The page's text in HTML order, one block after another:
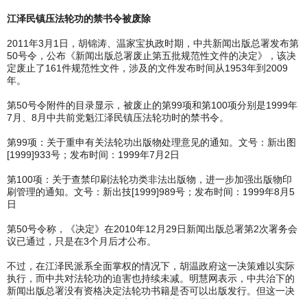
江泽民镇压法轮功的禁书令被废除
2011年3月1日，胡锦涛、温家宝执政时期，中共新闻出版总署发布第
50号令，公布《新闻出版总署废止第五批规范性文件的决定》，该决
定废止了161件规范性文件，涉及的文件发布时间从1953年到2009
年。
第50号令附件的目录显示，被废止的第99项和第100项分别是1999年
7月、8月中共前党魁江泽民镇压法轮功时的禁书令。
第99项：关于重申有关法轮功出版物处理意见的通知。文号：新出图
[1999]933号；发布时间：1999年7月2日
第100项：关于查禁印刷法轮功类非法出版物，进一步加强出版物印
刷管理的通知。文号：新出技[1999]989号；发布时间：1999年8月5
日
第50号令称，《决定》在2010年12月29日新闻出版总署第2次署务会
议已通过，只是在3个月后才公布。
不过，在江泽民派系全面掌权的情况下，胡温政府这一决策难以实际
执行，而中共对法轮功的迫害也持续未减。明慧网表示，中共治下的
新闻出版总署没有资格决定法轮功书籍是否可以出版发行。但这一决